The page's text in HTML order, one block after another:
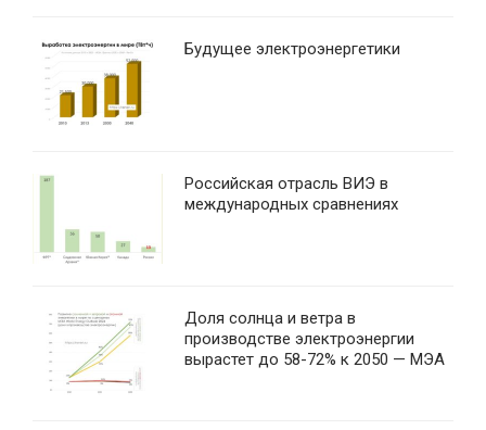
Будущее электроэнергетики
Российская отрасль ВИЭ в
международных сравнениях
Доля солнца и ветра в
производстве электроэнергии
вырастет до 58-72% к 2050 — МЭА